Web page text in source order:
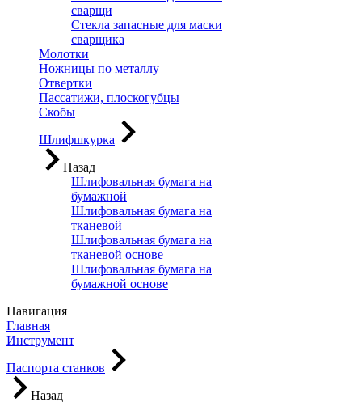
сварщи
Стекла запасные для маски
сварщика
Молотки
Ножницы по металлу
Отвертки
Пассатижи, плоскогубцы
Скобы
Шлифшкурка
Назад
Шлифовальная бумага на
бумажной
Шлифовальная бумага на
тканевой
Шлифовальная бумага на
тканевой основе
Шлифовальная бумага на
бумажной основе
Навигация
Главная
Инструмент
Паспорта станков
Назад